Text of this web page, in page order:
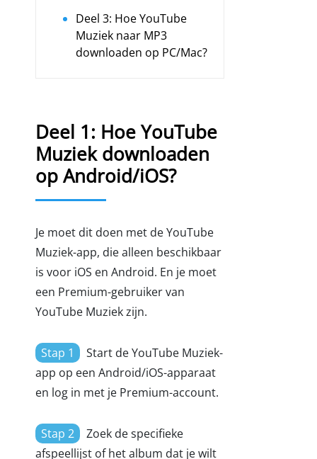
Deel 3: Hoe YouTube
Muziek naar MP3
downloaden op PC/Mac?
Deel 1: Hoe YouTube
Muziek downloaden
op Android/iOS?
Je moet dit doen met de YouTube
Muziek-app, die alleen beschikbaar
is voor iOS en Android. En je moet
een Premium-gebruiker van
YouTube Muziek zijn.
Stap 1
Start de YouTube Muziek-
app op een Android/iOS-apparaat
en log in met je Premium-account.
Stap 2
Zoek de specifieke
afspeellijst of het album dat je wilt